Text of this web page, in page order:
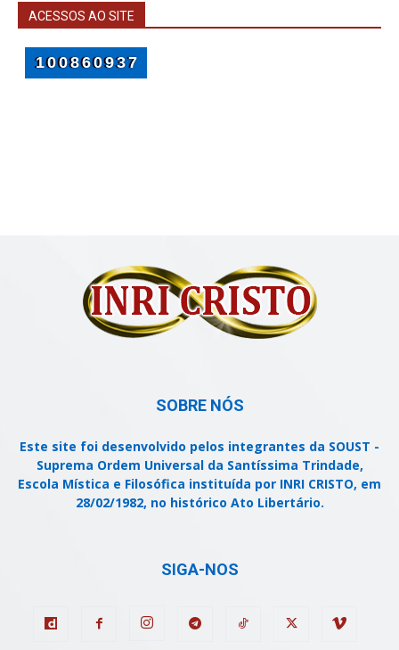
ACESSOS AO SITE
SOBRE NÓS
Este site foi desenvolvido pelos integrantes da SOUST -
Suprema Ordem Universal da Santíssima Trindade,
Escola Mística e Filosófica instituída por INRI CRISTO, em
28/02/1982, no histórico Ato Libertário.
SIGA-NOS